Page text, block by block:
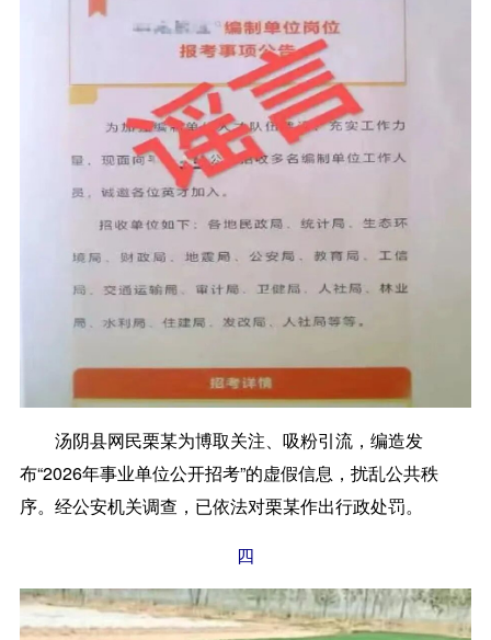
汤阴县网民栗某为博取关注、吸粉引流，编造发
布“2026年事业单位公开招考”的虚假信息，扰乱公共秩
序。经公安机关调查，已依法对栗某作出行政处罚。
四